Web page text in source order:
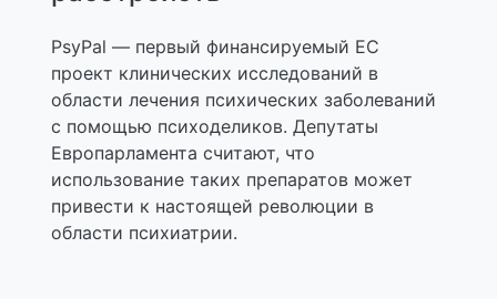
PsyPal — первый финансируемый ЕС
проект клинических исследований в
области лечения психических заболеваний
с помощью психоделиков. Депутаты
Европарламента считают, что
использование таких препаратов может
привести к настоящей революции в
области психиатрии.